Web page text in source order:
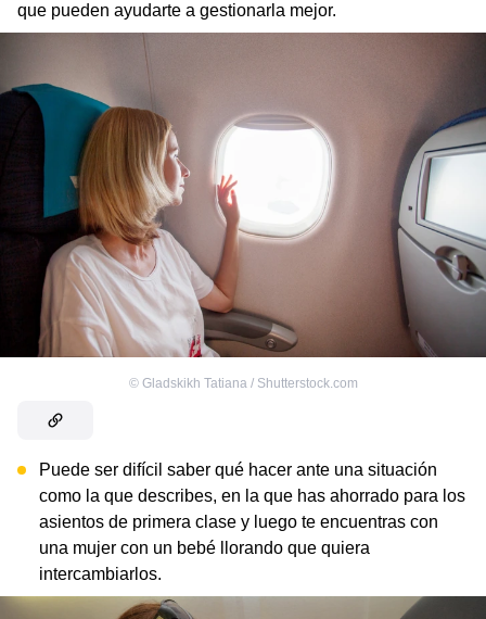
que pueden ayudarte a gestionarla mejor.
© Gladskikh Tatiana / Shutterstock.com
Puede ser difícil saber qué hacer ante una situación
como la que describes, en la que has ahorrado para los
asientos de primera clase y luego te encuentras con
una mujer con un bebé llorando que quiera
intercambiarlos.